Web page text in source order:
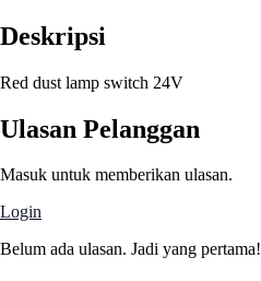
Deskripsi
Red dust lamp switch 24V
Ulasan Pelanggan
Masuk untuk memberikan ulasan.
Login
Belum ada ulasan. Jadi yang pertama!